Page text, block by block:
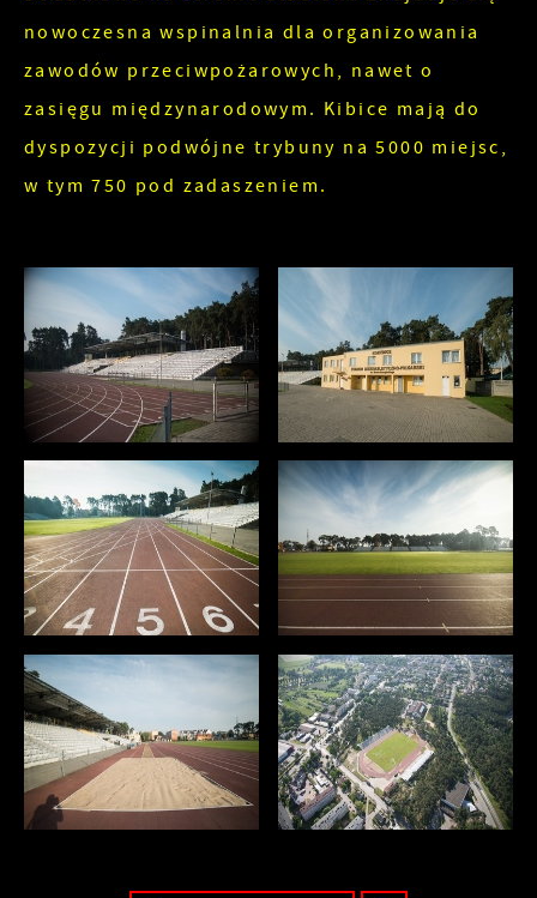
nowoczesna wspinalnia dla organizowania
zawodów przeciwpożarowych, nawet o
zasięgu międzynarodowym. Kibice mają do
dyspozycji podwójne trybuny na 5000 miejsc,
w tym 750 pod zadaszeniem.
Wyrażenie zgody na analityczne pliki cookies
gwarantuje dostępność wszystkich
Ci naszych komunikatów na podstawie analizy
Twoich upodobań oraz Twoich zwyczajów
dotyczących przeglądanej witryny internetowej.
Treści promocyjne mogą pojawić się na stronach
podmiotów trzecich lub firm będących naszymi
prezentujących nasze treści w postaci
wiadomości, ofert, komunikatów mediów
społecznościowych.
Więcej